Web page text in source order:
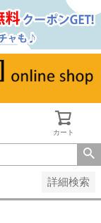
カート
詳細検索